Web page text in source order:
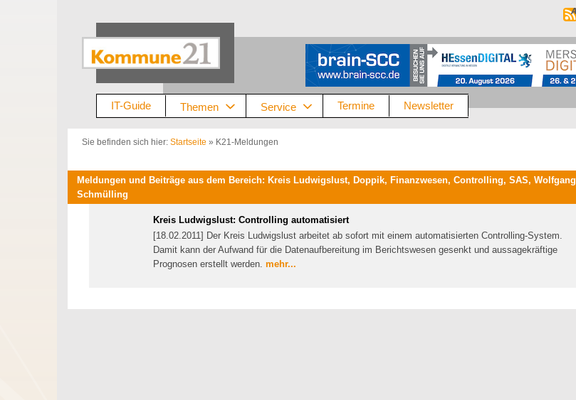
IT-Guide Themen Service Termine Newsletter
Sie befinden sich hier: Startseite » K21-Meldungen
Meldungen und Beiträge aus dem Bereich: Kreis Ludwigslust, Doppik, Finanzwesen, Controlling, SAS, Wolfgang
Schmülling
Kreis Ludwigslust: Controlling automatisiert
[18.02.2011] Der Kreis Ludwigslust arbeitet ab sofort mit einem automatisierten Controlling-System.
Damit kann der Aufwand für die Datenaufbereitung im Berichtswesen gesenkt und aussagekräftige
Prognosen erstellt werden. mehr...